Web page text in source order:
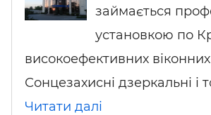
займається
установкою по
високоефективних віконних
Сонцезахисні дзеркальні і
Читати далі